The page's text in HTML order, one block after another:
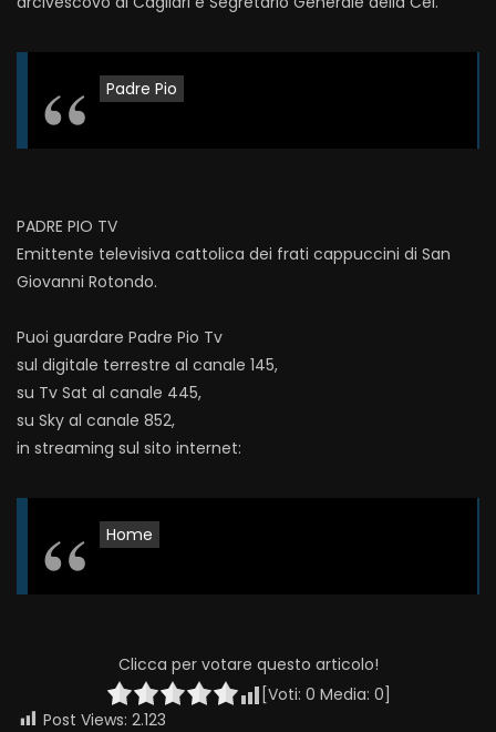
Padre Pio
PADRE PIO TV
Emittente televisiva cattolica dei frati cappuccini di San
Giovanni Rotondo.
Puoi guardare Padre Pio Tv
sul digitale terrestre al canale 145,
su Tv Sat al canale 445,
su Sky al canale 852,
in streaming sul sito internet:
Home
Clicca per votare questo articolo!
[Voti: 0 Media: 0]
Post Views: 2.123